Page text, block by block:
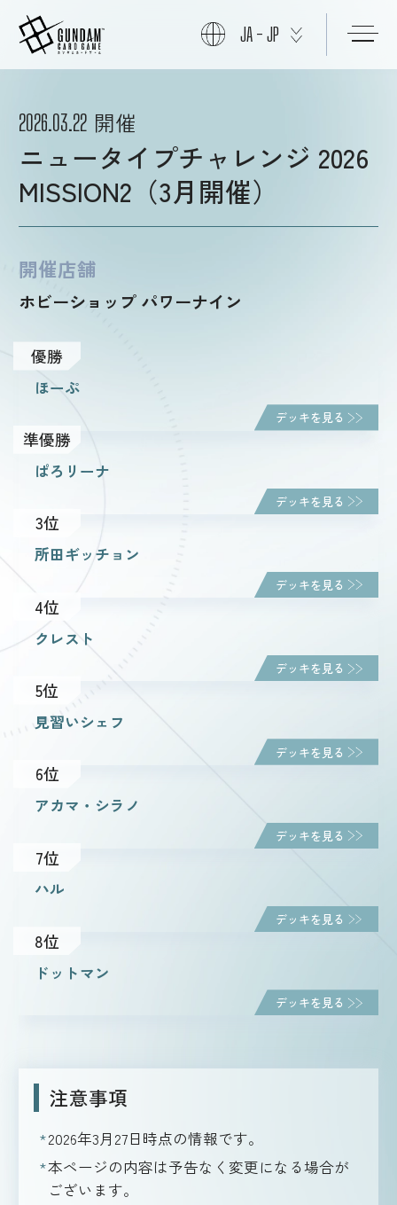
商品情報
カード
イベント
ルール・Q&A
ショップ
JA - JP
2026.03.22 開催
ニュータイプチャレンジ 2026
MISSION2（3月開催）
開催店舗
ホビーショップ パワーナイン
優勝
ほーぷ
デッキを見る
準優勝
ぱろリーナ
デッキを見る
3位
所田ギッチョン
デッキを見る
4位
クレスト
デッキを見る
5位
見習いシェフ
デッキを見る
6位
アカマ・シラノ
デッキを見る
7位
ハル
デッキを見る
8位
ドットマン
デッキを見る
注意事項
2026年3月27日時点の情報です。
本ページの内容は予告なく変更になる場合が
ございます。